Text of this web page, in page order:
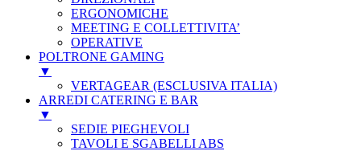
ERGONOMICHE
MEETING E COLLETTIVITA’
OPERATIVE
POLTRONE GAMING
▼
VERTAGEAR (ESCLUSIVA ITALIA)
ARREDI CATERING E BAR
▼
SEDIE PIEGHEVOLI
TAVOLI E SGABELLI ABS